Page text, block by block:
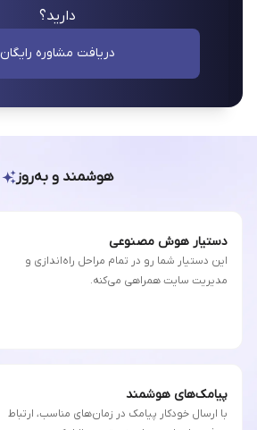
دارید؟
دریافت مشاوره رایگان
هوشمند و به‌روز
دستیار هوش مصنوعی
این دستیار شما رو در تمام مراحل راه‌اندازی و
مدیریت سایت همراهی می‌کنه.
پیامک‌های هوشمند
با ارسال خودکار پیامک در زمان‌های مناسب، ارتباط